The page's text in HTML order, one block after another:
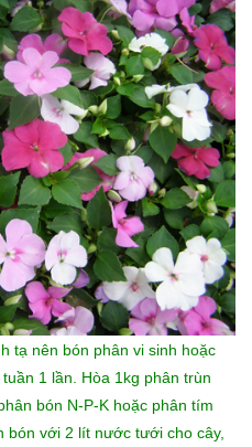
tạ nên bón phân vi sinh hoặc
1 lần. Hòa 1kg phân trùn
bón N-P-K hoặc phân tím
bón với 2 lít nước tưới cho cây,